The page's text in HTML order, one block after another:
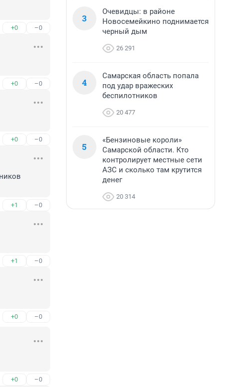
+0 –0
+0 –0
+0 –0
+1 –0
+1 –0
+0 –0
+0 –0
3
Очевидцы: в районе
Новосемейкино поднимается
черный дым
26 291
4
Самарская область попала
под удар вражеских
беспилотников
20 477
5
«Бензиновые короли»
Самарской области. Кто
контролирует местные сети
АЗС и сколько там крутится
денег
20 314